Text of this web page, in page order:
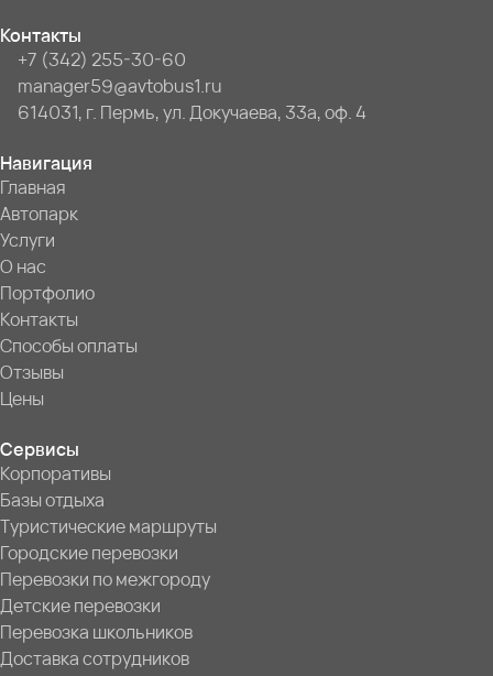
Контакты
+7 (342) 255-30-60
manager59@avtobus1.ru
614031, г. Пермь, ул. Докучаева, 33а, оф. 4
Навигация
Главная
Автопарк
Услуги
О нас
Портфолио
Контакты
Способы оплаты
Отзывы
Цены
Сервисы
Корпоративы
Базы отдыха
Туристические маршруты
Городские перевозки
Перевозки по межгороду
Детские перевозки
Перевозка школьников
Доставка сотрудников